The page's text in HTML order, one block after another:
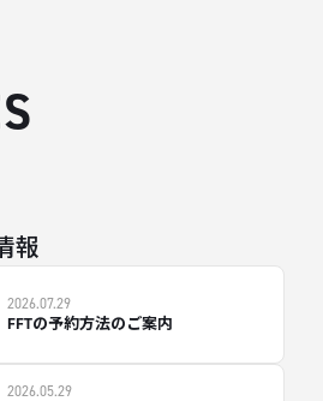
報
2026.07.29
FFTの予約方法のご案内
2026.05.29